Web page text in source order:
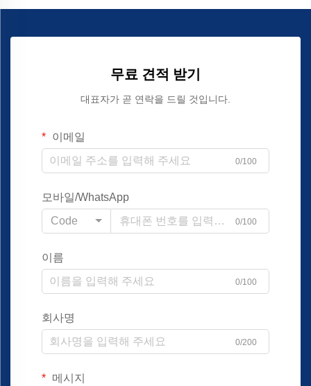
무료 견적 받기
대표자가 곧 연락을 드릴 것입니다.
이메일
0/100
모바일/WhatsApp
Code
0/100
이름
0/100
회사명
0/200
메시지